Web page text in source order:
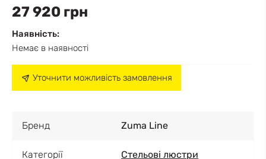
27 920 грн
Наявність:
Немає в наявності
Уточнити можливість замовлення
Бренд Zuma Line
Категорії Стельові люстри